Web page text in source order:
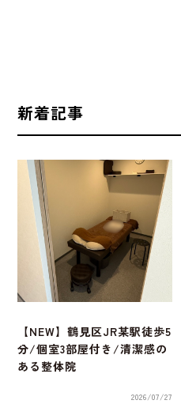
新着記事
【NEW】鶴見区JR某駅徒歩5
分/個室3部屋付き/清潔感の
ある整体院
2026/07/27